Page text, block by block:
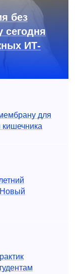
без
сегодня
ИТ-
для
кишечника